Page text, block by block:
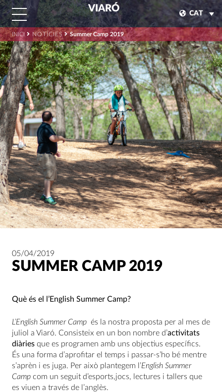
VIARÓ
CAT
INICI NOTÍCIES Summer Camp 2019
05/04/2019
SUMMER CAMP 2019
Què és el l’English Summer Camp?
L’English Summer Camp és la nostra proposta per al mes de
juliol a Viaró. Consisteix en un bon nombre d’activitats
diàries que es programen amb uns objectius específics.
És una forma d’aprofitar el temps i passar-s’ho bé mentre
s’aprèn i es juga. Per això plantegem l’English Summer
Camp com un seguit d’esports,jocs, lectures i tallers que
es viuen a través de l’anglès.